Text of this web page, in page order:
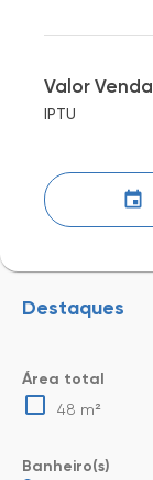
Valor Venda
IPTU
Destaques
Área total
48 m²
Banheiro(s)